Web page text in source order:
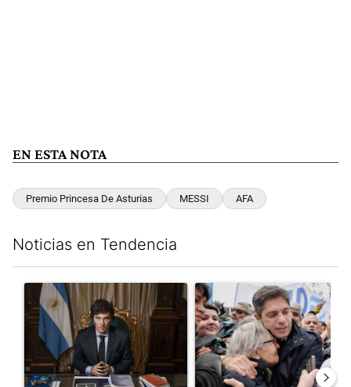
EN ESTA NOTA
Premio Princesa De Asturias MESSI AFA
Noticias en Tendencia
Un artículo de tendencia con el título "Milei, listo para 'atajar'
Un artículo de tendencia con